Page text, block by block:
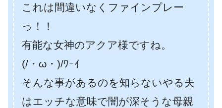
これは間違いなくファインプレー
っ！！
有能な女神のアクア様ですね。
(/・ω・)/ﾜｰｲ
そんな事があるのを知らないやる夫
はエッチな意味で闇が深そうな母親